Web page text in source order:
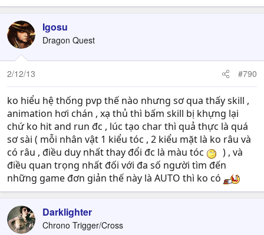
Igosu
Dragon Quest
2/12/13 #790
ko hiểu hệ thống pvp thế nào nhưng sơ qua thấy skill ,
animation hơi chán , xạ thủ thì bấm skill bị khựng lại
chứ ko hit and run đc , lúc tạo char thì quả thực là quá
sơ sài ( mỗi nhân vật 1 kiểu tóc , 2 kiểu mặt là ko râu và
có râu , điều duy nhất thay đổi đc là màu tóc
) , và
điều quan trọng nhất đối với đa số người tìm đến
những game đơn giản thế này là AUTO thì ko có
Darklighter
Chrono Trigger/Cross